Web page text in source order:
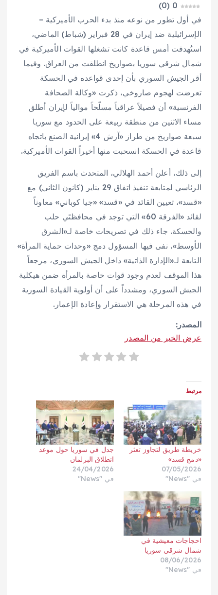
0
(
0
)
في أول تطور من نوعه منذ بدء الحرب الأميركية –
الإسرائيلية ضد إيران في 28 فبراير (شباط) الماضي،
استُهدفت أمس قاعدة كانت تشغلها القوات الأميركية في
شمال شرقي سوريا بصواريخ انطلقت من العراق. وفيما
أقر الجيش السوري بأن إحدى قواعده في الحسكة
تعرضت لهجوم صاروخي، ذكرت «وكالة الصحافة
الفرنسية» أن فصيلاً عراقياً مسلّحاً موالياً لإيران أطلق
مساء الاثنين من منطقة ربيعة على الحدود مع سوريا
سبعة صواريخ من طراز «آرش 4» إيرانية الصنع باتجاه
قاعدة في الحسكة انسحبت منها أخيراً القوات الأميركية.
إلى ذلك، أعلن أحمد الهلالي، المتحدث باسم الفريق
الرئاسي لمتابعة تنفيذ اتفاق 29 يناير (كانون الثاني) مع
«قسد»، تعيين القائد في «قسد» «جيا كوباني» معاوناً
لقائد «الفرقة 60» التي توجد في محافظتَي حلب
والحسكة. جاء ذلك في تصريحات خاصة لـ«الشرق
الأوسط»، نفى فيها المسؤول دمج «وحدات حماية المرأة»
التابعة لـ«الإدارة الذاتية» داخل الجيش السوري، مرجعاً
هذا الموقف لعدم وجود قوات خاصة بالمرأة ضمن هيكلية
الجيش السوري، ومشدداً على أن أولوية القيادة السورية
في هذه المرحلة هي الاستقرار وإعادة الإعمار.
المصدر:
عرض الخبر من المصدر
مرتبط
خريطة طريق لتجاوز تعثر
«دمج قسد»
07/05/2026
في "News"
جدل في سوريا حول موعد
انطلاق البرلمان
24/04/2026
في "News"
احجاجات معيشية في
شمال شرقي سوريا
08/06/2026
في "News"